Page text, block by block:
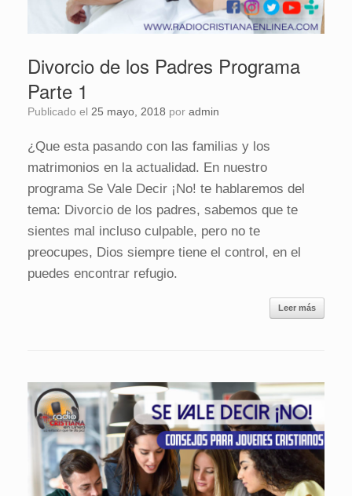
Divorcio de los Padres Programa
Parte 1
Publicado el 25 mayo, 2018 por admin
¿Que esta pasando con las familias y los
matrimonios en la actualidad. En nuestro
programa Se Vale Decir ¡No! te hablaremos del
tema: Divorcio de los padres, sabemos que te
sientes mal incluso culpable, pero no te
preocupes, Dios siempre tiene el control, en el
puedes encontrar refugio.
Leer más